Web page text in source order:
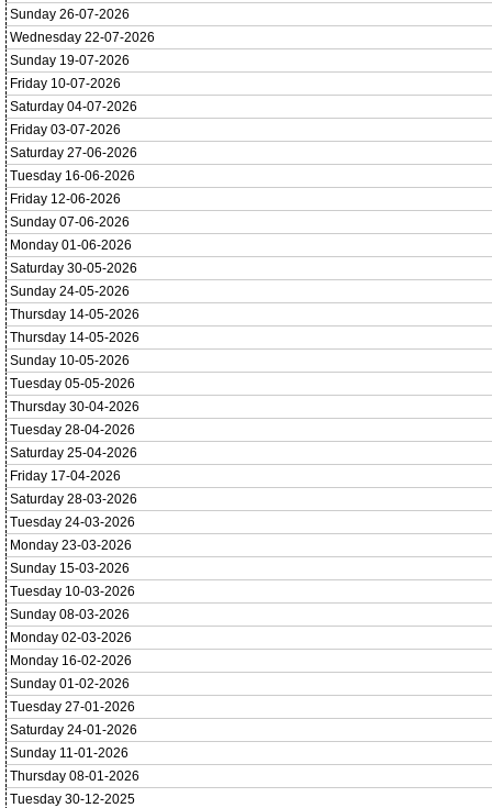
Sunday 26-07-2026
Wednesday 22-07-2026
Sunday 19-07-2026
Friday 10-07-2026
Saturday 04-07-2026
Friday 03-07-2026
Saturday 27-06-2026
Tuesday 16-06-2026
Friday 12-06-2026
Sunday 07-06-2026
Monday 01-06-2026
Saturday 30-05-2026
Sunday 24-05-2026
Thursday 14-05-2026
Thursday 14-05-2026
Sunday 10-05-2026
Tuesday 05-05-2026
Thursday 30-04-2026
Tuesday 28-04-2026
Saturday 25-04-2026
Friday 17-04-2026
Saturday 28-03-2026
Tuesday 24-03-2026
Monday 23-03-2026
Sunday 15-03-2026
Tuesday 10-03-2026
Sunday 08-03-2026
Monday 02-03-2026
Monday 16-02-2026
Sunday 01-02-2026
Tuesday 27-01-2026
Saturday 24-01-2026
Sunday 11-01-2026
Thursday 08-01-2026
Tuesday 30-12-2025